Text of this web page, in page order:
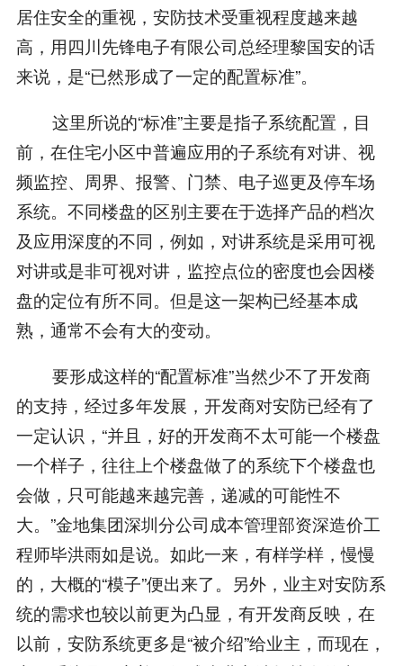
居住安全的重视，安防技术受重视程度越来越
高，用四川先锋电子有限公司总经理黎国安的话
来说，是“已然形成了一定的配置标准”。
这里所说的“标准”主要是指子系统配置，目
前，在住宅小区中普遍应用的子系统有对讲、视
频监控、周界、报警、门禁、电子巡更及停车场
系统。不同楼盘的区别主要在于选择产品的档次
及应用深度的不同，例如，对讲系统是采用可视
对讲或是非可视对讲，监控点位的密度也会因楼
盘的定位有所不同。但是这一架构已经基本成
熟，通常不会有大的变动。
要形成这样的“配置标准”当然少不了开发商
的支持，经过多年发展，开发商对安防已经有了
一定认识，“并且，好的开发商不太可能一个楼盘
一个样子，往往上个楼盘做了的系统下个楼盘也
会做，只可能越来越完善，递减的可能性不
大。”金地集团深圳分公司成本管理部资深造价工
程师毕洪雨如是说。如此一来，有样学样，慢慢
的，大概的“模子”便出来了。另外，业主对安防系
统的需求也较以前更为凸显，有开发商反映，在
以前，安防系统更多是“被介绍”给业主，而现在，